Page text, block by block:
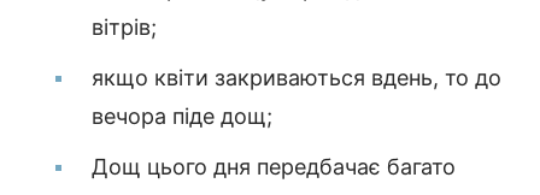
вітрів;
якщо квіти закриваються вдень, то до
вечора піде дощ;
Дощ цього дня передбачає багато